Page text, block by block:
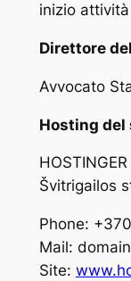
inizio
Direttore
Avvocato
Hosting del
Švitrigailos
Phone:
Mail:
Site: